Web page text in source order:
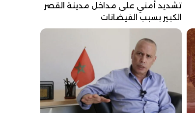
تشديد أمني على مداخل مدينة القصر
الكبير بسبب الفيضانات